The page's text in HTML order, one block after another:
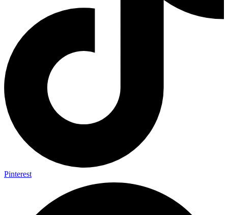
Pinterest